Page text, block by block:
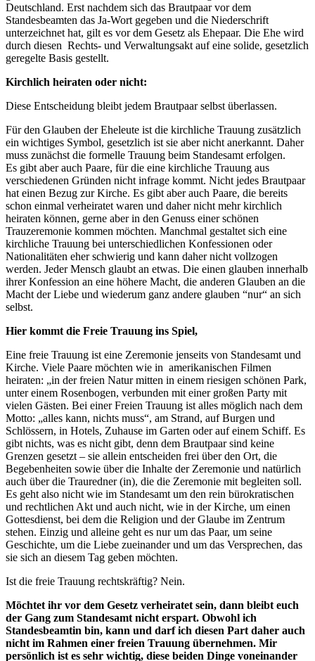
Deutschland. Erst nachdem sich das Brautpaar vor dem
Standesbeamten das Ja-Wort gegeben und die Niederschrift
unterzeichnet hat, gilt es vor dem Gesetz als Ehepaar. Die Ehe wird
durch diesen Rechts- und Verwaltungsakt auf eine solide, gesetzlich
geregelte Basis gestellt.
Kirchlich heiraten oder nicht:
Diese Entscheidung bleibt jedem Brautpaar selbst überlassen.
Für den Glauben der Eheleute ist die kirchliche Trauung zusätzlich
ein wichtiges Symbol, gesetzlich ist sie aber nicht anerkannt. Daher
muss zunächst die formelle Trauung beim Standesamt erfolgen.
Es gibt aber auch Paare, für die eine kirchliche Trauung aus
verschiedenen Gründen nicht infrage kommt. Nicht jedes Brautpaar
hat einen Bezug zur Kirche. Es gibt aber auch Paare, die bereits
schon einmal verheiratet waren und daher nicht mehr kirchlich
heiraten können, gerne aber in den Genuss einer schönen
Trauzeremonie kommen möchten. Manchmal gestaltet sich eine
kirchliche Trauung bei unterschiedlichen Konfessionen oder
Nationalitäten eher schwierig und kann daher nicht vollzogen
werden. Jeder Mensch glaubt an etwas. Die einen glauben innerhalb
ihrer Konfession an eine höhere Macht, die anderen Glauben an die
Macht der Liebe und wiederum ganz andere glauben “nur“ an sich
selbst.
Hier kommt die Freie Trauung ins Spiel,
Eine freie Trauung ist eine Zeremonie jenseits von Standesamt und
Kirche. Viele Paare möchten wie in amerikanischen Filmen
heiraten: „in der freien Natur mitten in einem riesigen schönen Park,
unter einem Rosenbogen, verbunden mit einer großen Party mit
vielen Gästen. Bei einer Freien Trauung ist alles möglich nach dem
Motto: „alles kann, nichts muss“, am Strand, auf Burgen und
Schlössern, in Hotels, Zuhause im Garten oder auf einem Schiff. Es
gibt nichts, was es nicht gibt, denn dem Brautpaar sind keine
Grenzen gesetzt – sie allein entscheiden frei über den Ort, die
Begebenheiten sowie über die Inhalte der Zeremonie und natürlich
auch über die Trauredner (in), die die Zeremonie mit begleiten soll.
Es geht also nicht wie im Standesamt um den rein bürokratischen
und rechtlichen Akt und auch nicht, wie in der Kirche, um einen
Gottesdienst, bei dem die Religion und der Glaube im Zentrum
stehen. Einzig und alleine geht es nur um das Paar, um seine
Geschichte, um die Liebe zueinander und um das Versprechen, das
sie sich an diesem Tag geben möchten.
Ist die freie Trauung rechtskräftig? Nein.
Möchtet ihr vor dem Gesetz verheiratet sein, dann bleibt euch
der Gang zum Standesamt nicht erspart. Obwohl ich
Standesbeamtin bin, kann und darf ich diesen Part daher auch
nicht im Rahmen einer freien Trauung übernehmen. Mir
persönlich ist es sehr wichtig, diese beiden Dinge voneinander